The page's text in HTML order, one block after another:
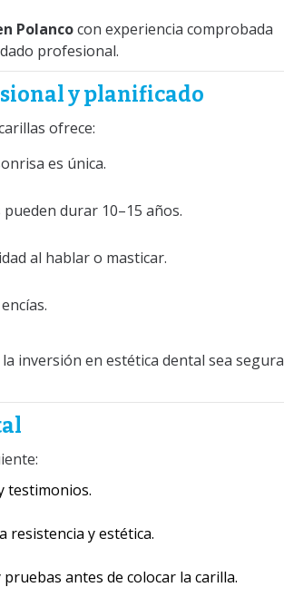
Polancocon experiencia comprobada
profesional.
y planificado
ofrece:
es única.
durar 10–15 años.
al hablar o masticar.
inversión en estética dental sea segura
testimonios.
resistencia y estética.
antes de colocar la carilla.